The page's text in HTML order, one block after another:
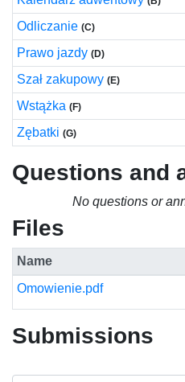
Odliczanie (C)
Prawo jazdy (D)
Szał zakupowy (E)
Wstążka (F)
Zębatki (G)
Questions and
No questions or
Files
Name
Omowienie.pdf
Submissions